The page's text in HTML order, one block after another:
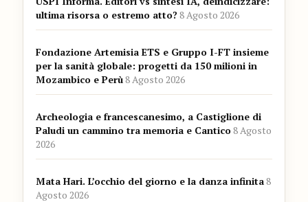
ultima risorsa o estremo atto?8 Agosto 2026
Fondazione Artemisia ETS e Gruppo I-FT insieme
per la sanità globale: progetti da 150 milioni in
Mozambico e Perù8 Agosto 2026
Archeologia e francescanesimo, a Castiglione di
Paludi un cammino tra memoria e Cantico8 Agosto
2026
Mata Hari. L’occhio del giorno e la danza infinita8
Agosto 2026